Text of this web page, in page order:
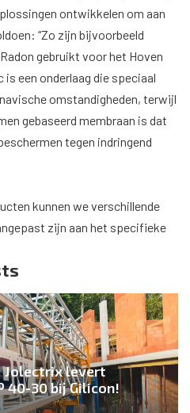
ontwikkelen om aan
“Zo zijn bijvoorbeeld
gebruikt voor het Hoven
een onderlaag die speciaal
omstandigheden, terwijl
gebaseerd membraan is dat
tegen indringend
kunnen we verschillende
zijn aan het specifieke
Jolectrix levert
40-30 bij Gilicon!